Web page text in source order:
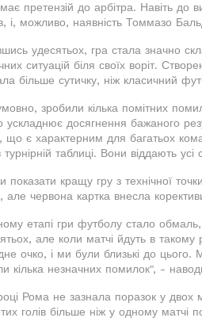
претензій до арбітра. Навіть до
і, можливо, наявність Томмазо
удесятьох, гра стала значно
ситуацій біля своїх воріт.
більше сутичку, ніж класичний
зробили кілька помітних
ускладнює досягнення бажаного
що є характерним для багатьох
турнірній таблиці. Вони віддають
показати кращу гру з технічної
але червона картка внесла
етапі гри футболу стало
але коли матчі йдуть в
очко, і ми були близькі до
кілька незначних помилок", -
Рома не зазнала поразок у двох
голів більше ніж у одному матчі